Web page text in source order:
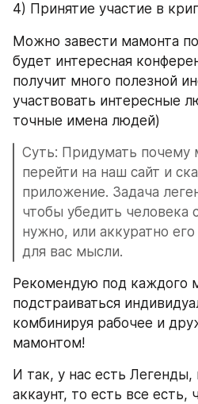
4) Принятие участие в
Можно завести мамонта
будет интересная
получит много полезной
участвовать интересные
точные имена людей)
Суть: Придумать почему
перейти на наш сайт и
приложение. Задача
чтобы убедить человека
нужно, или аккуратно
для вас мысли.
Рекомендую под каждого
подстраиваться
комбинируя рабочее и
мамонтом!
И так, у нас есть Легенды,
аккаунт, то есть все есть,